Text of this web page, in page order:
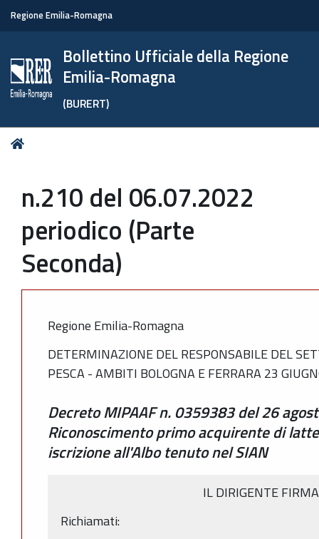
Regione Emilia-Romagna
Bollettino Ufficiale della Regione
Emilia-Romagna
(BURERT)
Tu
n.210 del 06.07.2022
periodico (Parte
Seconda)
Regione Emilia-Romagna
DETERMINAZIONE DEL RESPONSABILE DEL
PESCA - AMBITI BOLOGNA E FERRARA 23
Decreto MIPAAF n. 0359383 del 26
Riconoscimento primo acquirente di
iscrizione all'Albo tenuto nel SIAN
IL DIRIGENTE
Richiamati: